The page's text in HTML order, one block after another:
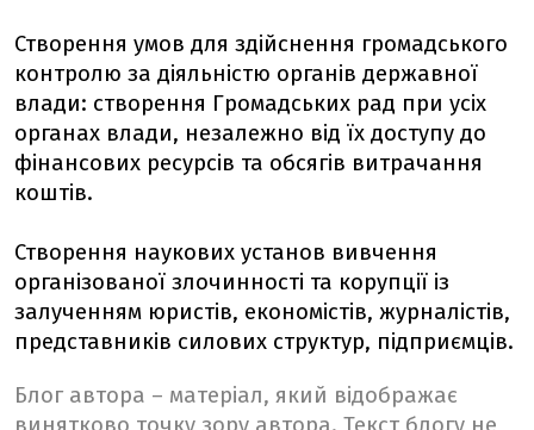
Створення умов для здійснення громадського
контролю за діяльністю органів державної
влади: створення Громадських рад при усіх
органах влади, незалежно від їх доступу до
фінансових ресурсів та обсягів витрачання
коштів.
Створення наукових установ вивчення
організованої злочинності та корупції із
залученням юристів, економістів, журналістів,
представників силових структур, підприємців.
Блог автора – матеріал, який відображає